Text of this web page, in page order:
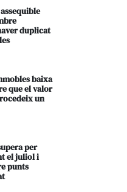
duplicat
baixa
que el valor
un
per
el juliol i
punts